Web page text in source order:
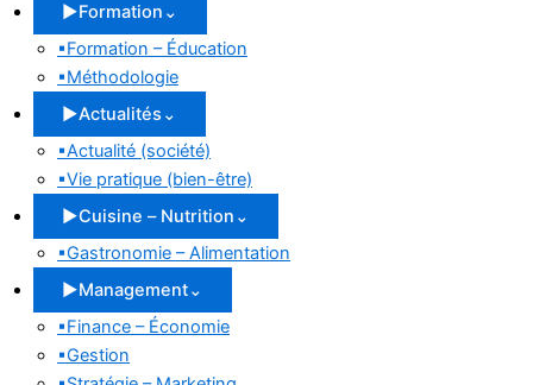
▶Formation ⌄
▪Formation – Éducation
▪Méthodologie
▶Actualités ⌄
▪Actualité (société)
▪Vie pratique (bien-être)
▶Cuisine – Nutrition ⌄
▪Gastronomie – Alimentation
▶Management⌄
▪Finance – Économie
▪Gestion